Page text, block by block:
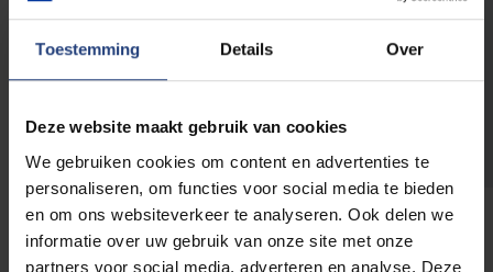
Toestemming Details Over
Deze website maakt gebruik van cookies
We gebruiken cookies om content en advertenties te
personaliseren, om functies voor social media te bieden
en om ons websiteverkeer te analyseren. Ook delen we
informatie over uw gebruik van onze site met onze
partners voor social media, adverteren en analyse. Deze